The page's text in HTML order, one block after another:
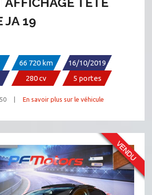
JA 19
66 720 km
16/10/2019
280 cv 5 portes
150 | En savoir plus sur le véhicule